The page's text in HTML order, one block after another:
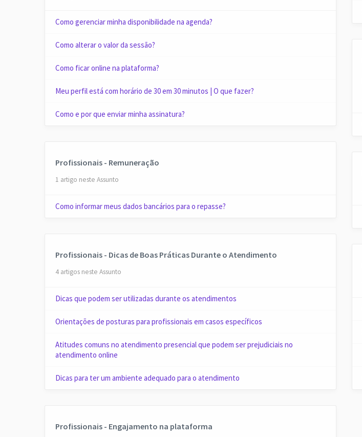
Como gerenciar minha disponibilidade na agenda?
Como alterar o valor da sessão?
Como ficar online na plataforma?
Meu perfil está com horário de 30 em 30 minutos | O que fazer?
Como e por que enviar minha assinatura?
Profissionais - Remuneração
1 artigo neste Assunto
Como informar meus dados bancários para o repasse?
Profissionais - Dicas de Boas Práticas Durante o Atendimento
4 artigos neste Assunto
Dicas que podem ser utilizadas durante os atendimentos
Orientações de posturas para profissionais em casos específicos
Atitudes comuns no atendimento presencial que podem ser prejudiciais no
atendimento online
Dicas para ter um ambiente adequado para o atendimento
Profissionais - Engajamento na plataforma